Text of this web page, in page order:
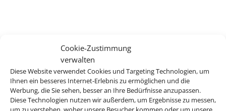
Cookie-Zustimmung
verwalten
Diese Website verwendet Cookies und Targeting Technologien, um
Ihnen ein besseres Internet-Erlebnis zu ermöglichen und die
Werbung, die Sie sehen, besser an Ihre Bedürfnisse anzupassen.
Diese Technologien nutzen wir außerdem, um Ergebnisse zu messen,
um zu verstehen, woher unsere Besucher kommen oder um unsere